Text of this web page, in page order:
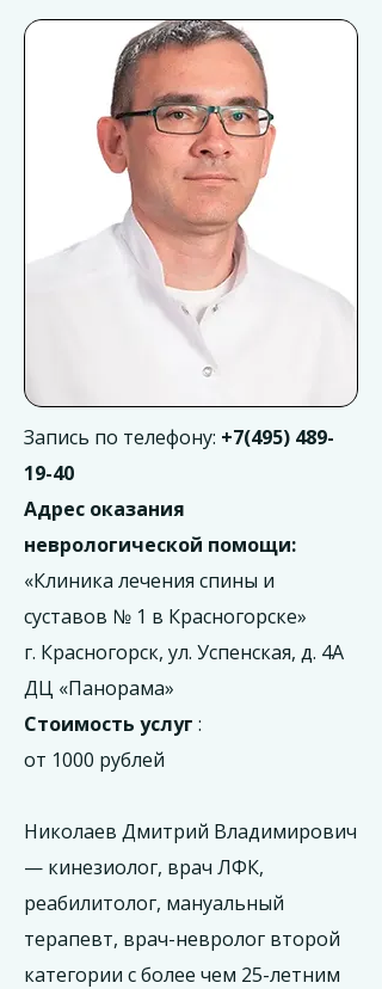
Запись по телефону: +7(495) 489-
19-40
Адрес оказания
неврологической помощи:
«Клиника лечения спины и
суставов № 1 в Красногорске»
г. Красногорск, ул. Успенская, д. 4А
ДЦ «Панорама»
Стоимость услуг :
от 1000 рублей
Николаев Дмитрий Владимирович
— кинезиолог, врач ЛФК,
реабилитолог, мануальный
терапевт, врач-невролог второй
категории с более чем 25-летним